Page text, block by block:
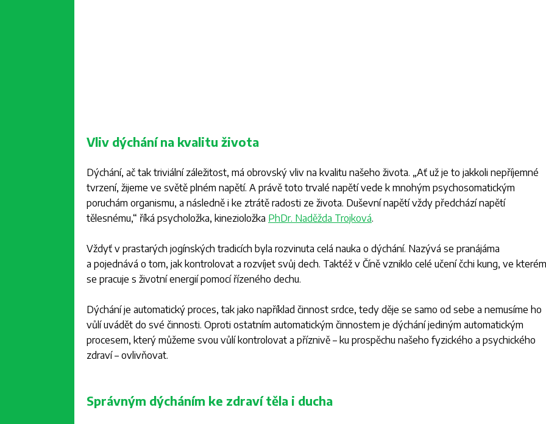
Vliv dýchání na kvalitu života
Dýchání, ač tak triviální záležitost, má obrovský vliv na kvalitu našeho života. „Ať už je to jakkoli nepříjemné
tvrzení, žijeme ve světě plném napětí. A právě toto trvalé napětí vede k mnohým psychosomatickým
poruchám organismu, a následně i ke ztrátě radosti ze života. Duševní napětí vždy předchází napětí
tělesnému,“ říká psycholožka, kinezioložka PhDr. Naděžda Trojková.
Vždyť v prastarých jogínských tradicích byla rozvinuta celá nauka o dýchání. Nazývá se pranájáma
a pojednává o tom, jak kontrolovat a rozvíjet svůj dech. Taktéž v Číně vzniklo celé učení čchi kung, ve kterém
se pracuje s životní energií pomocí řízeného dechu.
Dýchání je automatický proces, tak jako například činnost srdce, tedy děje se samo od sebe a nemusíme ho
vůlí uvádět do své činnosti. Oproti ostatním automatickým činnostem je dýchání jediným automatickým
procesem, který můžeme svou vůlí kontrolovat a příznivě – ku prospěchu našeho fyzického a psychického
zdraví – ovlivňovat.
Správným dýcháním ke zdraví těla i ducha